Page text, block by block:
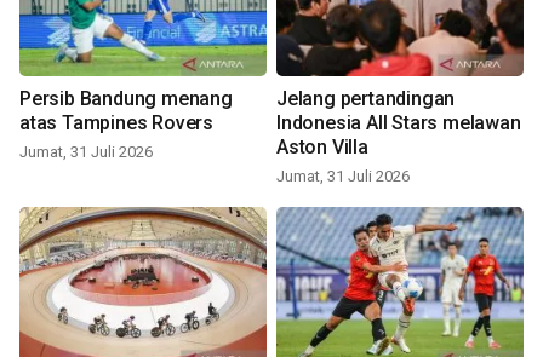
Persib Bandung menang
atas Tampines Rovers
Jumat, 31 Juli 2026
Jelang pertandingan
Indonesia All Stars melawan
Aston Villa
Jumat, 31 Juli 2026